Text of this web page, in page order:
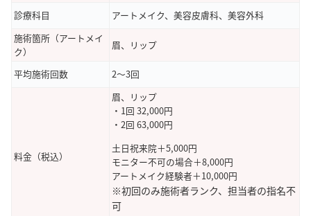
診療科目
アートメイク、美容皮膚科、美容外科
施術箇所（アートメイ
ク）
眉、リップ
平均施術回数 2〜3回
料金（税込）
眉、リップ
・1回 32,000円
・2回 63,000円
土日祝来院＋5,000円
モニター不可の場合＋8,000円
アートメイク経験者＋10,000円
※初回のみ施術者ランク、担当者の指名不
可